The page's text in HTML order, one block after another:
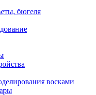
бюгеля
восками